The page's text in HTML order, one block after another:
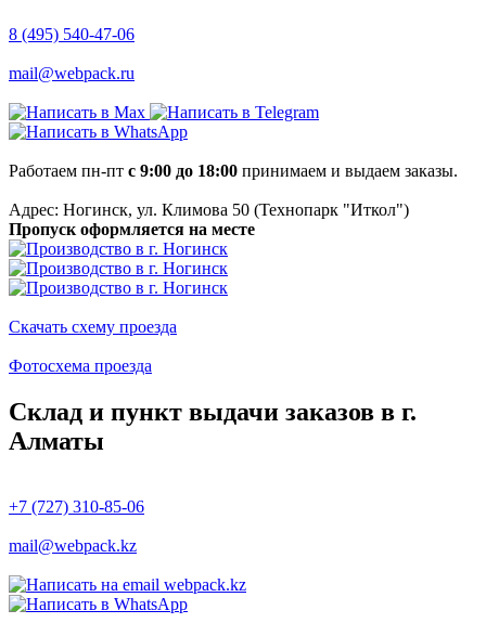
8 (495) 540-47-06
mail@webpack.ru
Работаем пн-пт с 9:00 до 18:00 принимаем и выдаем заказы.
Адрес: Ногинск, ул. Климова 50 (​Технопарк "Иткол")
Пропуск оформляется на месте
Скачать схему проезда
Фотосхема проезда
Склад и пункт выдачи заказов в г.
Алматы
+7 (727) 310-85-06
mail@webpack.kz
webpack.kz